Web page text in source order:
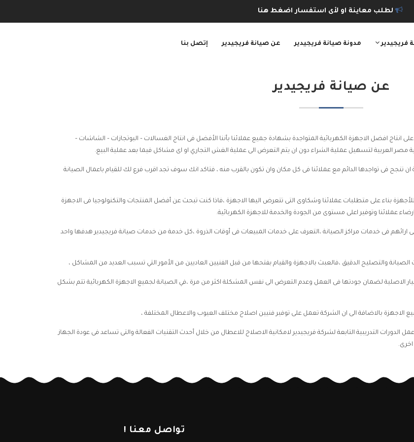
لطلب معاينة او لأى استفسار اضغط هنا
فريجيدير مدونة صيانة فريجيدير عن صيانة فريجيدير إتصل بنا
عن صيانة فريجيدير
انتاج افضل الاجهزة الكهربائية المتواجدة بشهادة جميع عملائنا بأننا الأفضل فى انتاج الغسالات – البوتجازات – الشاشات –
العربية لتسهيل عملية الشراء دون ان يتم التعرض الى عملية الغش التجاري او اى مشاكل فيما بعد عملية البيع.
تنجح فى تواجدها الدائم مع عملائنا فى كل مكان وان تكون بالقرب منه ، فتاكد انك سوف تجد اقرب فرع لك للقيام باعمال الصيانة
للأجهزة بناء على متطلبات عملائنا وشكاوى التى تتعرض اليها الاجهزة ،فاذا كنت تبحث عن أفضل المنتجات والتكنولوجيا فى الاجهزة
عملائنا وتوفير اعلى مستوى من الجودة والخدمة للاجهزة الكهربائية.
ارائهم فى خدمات مراكز الصيانة ،التعرف على خدمات المبيعات فى أوقات الذروة ،كل خدمة من خدمات صيانة فريجيدير هدفها واحد
والتصليح الدقيق ،فالعبث بالاجهزة والقيام بفتحها من قبل الفنيين العاديين من الأمور التي تسبب العديد من المشاكل ،
تصل الى 7 سنوات مع توفير قطع الغيار الاصلية لضمان جودتها فى العمل وعدم التعرض الى نفس المشكلة اكثر من مرة ،في الصيانة لجميع الاجهزة الكهربائية تتم بشكل
الاجهزة بالاضافة الى ان الشركة تعمل على توفير فنيين اصلاح مختلف العيوب والاعطال المختلفة ،
التدريبية التابعة لشركة فريجيدير لامكانية الاصلاح للاعطال من خلال أحدث التقنيات الفعالة والتى تساعد فى عودة الجهاز
تواصل معنا !